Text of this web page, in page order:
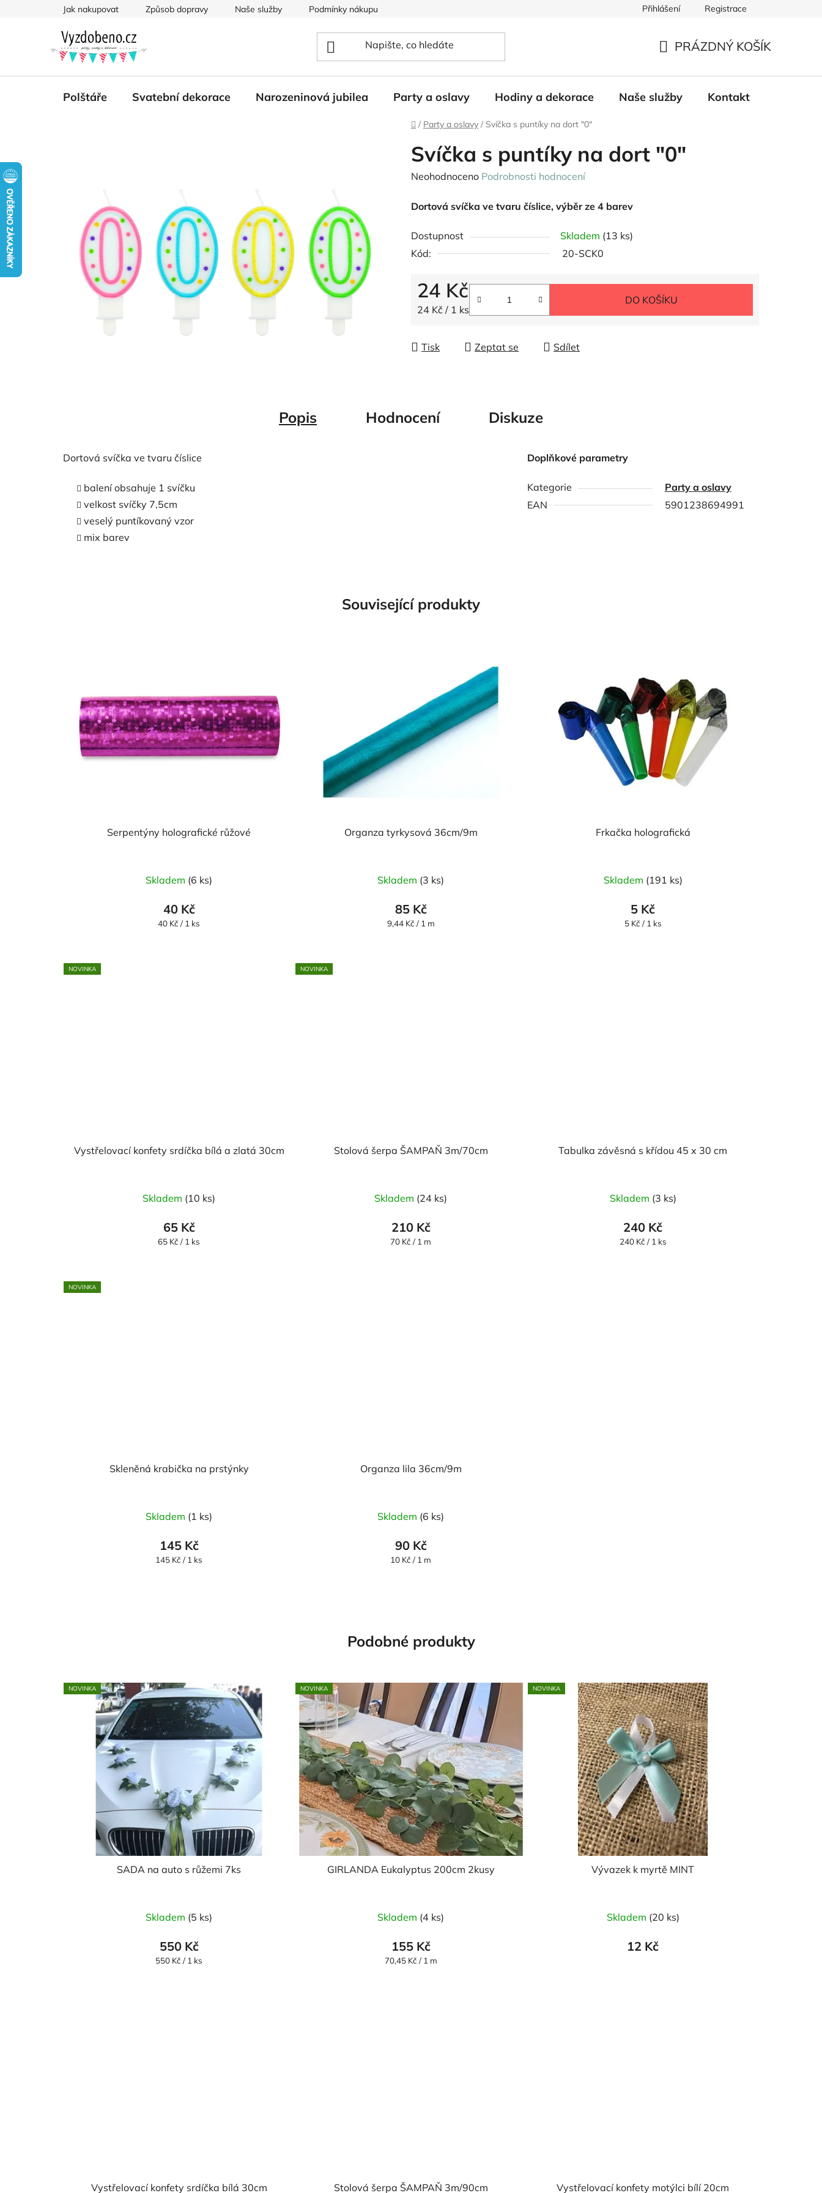
Jak nakupovat Způsob dopravy Naše služby Podmínky nákupu Přihlášení Registrace
KOŠÍK
PRÁZDNÝ KOŠÍK
Polštáře Svatební dekorace Narozeninová jubilea Party a oslavy Hodiny a dekorace Naše služby Kontakt
Domů
/ Party a oslavy / Svíčka s puntíky na dort "0"
Svíčka s puntíky na dort "0"
Průměrné
produktu
0,0
z
hvězdiček.
Neohodnoceno Podrobnosti hodnocení
Dortová svíčka ve tvaru číslice, výběr ze 4 barev
Dostupnost Skladem (13 ks)
Kód:
20-SCK0
24 Kč
Měrná cena:
24 Kč / 1 ks
DO KOŠÍKU
Tisk Zeptat se Sdílet
Popis Hodnocení Diskuze
Dortová svíčka ve tvaru číslice
balení obsahuje 1 svíčku
velkost svíčky 7,5cm
veselý puntíkovaný vzor
mix barev
Doplňkové parametry
Kategorie
Party a oslavy
EAN
5901238694991
Související produkty
Serpentýny holografické růžové
Skladem (6 ks)
40 Kč
Měrná
40 Kč / 1 ks
Organza tyrkysová 36cm/9m
hodnocení
produktu
je
Skladem (3 ks)
85 Kč
Měrná
9,44 Kč / 1 m
Frkačka holografická
Skladem (191 ks)
5 Kč
Měrná
5 Kč / 1 ks
NOVINKA
Vystřelovací konfety srdíčka bílá a zlatá 30cm
Skladem (10 ks)
65 Kč
Měrná
65 Kč / 1 ks
NOVINKA
Stolová šerpa ŠAMPAŇ 3m/70cm
Skladem (24 ks)
210 Kč
Měrná
70 Kč / 1 m
Tabulka závěsná s křídou 45 x 30 cm
Skladem (3 ks)
240 Kč
Měrná
240 Kč / 1 ks
NOVINKA
Skleněná krabička na prstýnky
Skladem (1 ks)
145 Kč
Měrná
145 Kč / 1 ks
Organza lila 36cm/9m
hodnocení
produktu
je
Skladem (6 ks)
90 Kč
Měrná
10 Kč / 1 m
Podobné produkty
NOVINKA
SADA na auto s růžemi 7ks
Skladem (5 ks)
550 Kč
Měrná
550 Kč / 1 ks
NOVINKA
GIRLANDA Eukalyptus 200cm 2kusy
Skladem (4 ks)
155 Kč
Měrná
70,45 Kč / 1 m
NOVINKA
Vývazek k myrtě MINT
hodnocení
produktu
Skladem (20 ks)
12 Kč
Vystřelovací konfety srdíčka bílá 30cm Stolová šerpa ŠAMPAŇ 3m/90cm Vystřelovací konfety motýlci bílí 20cm